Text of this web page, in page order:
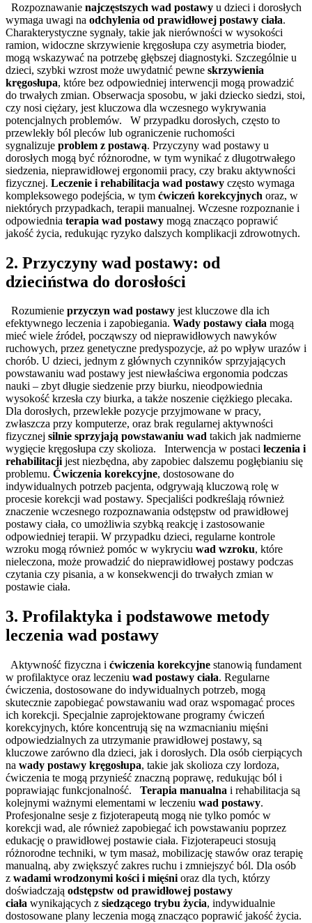
Rozpoznawanie najczęstszych wad postawy u dzieci i dorosłych
wymaga uwagi na odchylenia od prawidłowej postawy ciała.
Charakterystyczne sygnały, takie jak nierówności w wysokości
ramion, widoczne skrzywienie kręgosłupa czy asymetria bioder,
mogą wskazywać na potrzebę głębszej diagnostyki. Szczególnie u
dzieci, szybki wzrost może uwydatnić pewne skrzywienia
kręgosłupa, które bez odpowiedniej interwencji mogą prowadzić
do trwałych zmian. Obserwacja sposobu, w jaki dziecko siedzi, stoi,
czy nosi ciężary, jest kluczowa dla wczesnego wykrywania
potencjalnych problemów. W przypadku dorosłych, często to
przewlekły ból pleców lub ograniczenie ruchomości
sygnalizuje problem z postawą. Przyczyny wad postawy u
dorosłych mogą być różnorodne, w tym wynikać z długotrwałego
siedzenia, nieprawidłowej ergonomii pracy, czy braku aktywności
fizycznej. Leczenie i rehabilitacja wad postawy często wymaga
kompleksowego podejścia, w tym ćwiczeń korekcyjnych oraz, w
niektórych przypadkach, terapii manualnej. Wczesne rozpoznanie i
odpowiednia terapia wad postawy mogą znacząco poprawić
jakość życia, redukując ryzyko dalszych komplikacji zdrowotnych.
2. Przyczyny wad postawy: od
dzieciństwa do dorosłości
Rozumienie przyczyn wad postawy jest kluczowe dla ich
efektywnego leczenia i zapobiegania. Wady postawy ciała mogą
mieć wiele źródeł, począwszy od nieprawidłowych nawyków
ruchowych, przez genetyczne predyspozycje, aż po wpływ urazów i
chorób. U dzieci, jednym z głównych czynników sprzyjających
powstawaniu wad postawy jest niewłaściwa ergonomia podczas
nauki – zbyt długie siedzenie przy biurku, nieodpowiednia
wysokość krzesła czy biurka, a także noszenie ciężkiego plecaka.
Dla dorosłych, przewlekłe pozycje przyjmowane w pracy,
zwłaszcza przy komputerze, oraz brak regularnej aktywności
fizycznej silnie sprzyjają powstawaniu wad takich jak nadmierne
wygięcie kręgosłupa czy skolioza. Interwencja w postaci leczenia i
rehabilitacjijest niezbędna, aby zapobiec dalszemu pogłębianiu się
problemu. Ćwiczenia korekcyjne, dostosowane do
indywidualnych potrzeb pacjenta, odgrywają kluczową rolę w
procesie korekcji wad postawy. Specjaliści podkreślają również
znaczenie wczesnego rozpoznawania odstępstw od prawidłowej
postawy ciała, co umożliwia szybką reakcję i zastosowanie
odpowiedniej terapii. W przypadku dzieci, regularne kontrole
wzroku mogą również pomóc w wykryciu wad wzroku, które
nieleczona, może prowadzić do nieprawidłowej postawy podczas
czytania czy pisania, a w konsekwencji do trwałych zmian w
postawie ciała.
3. Profilaktyka i podstawowe metody
leczenia wad postawy
Aktywność fizyczna i ćwiczenia korekcyjne stanowią fundament
w profilaktyce oraz leczeniu wad postawy ciała. Regularne
ćwiczenia, dostosowane do indywidualnych potrzeb, mogą
skutecznie zapobiegać powstawaniu wad oraz wspomagać proces
ich korekcji. Specjalnie zaprojektowane programy ćwiczeń
korekcyjnych, które koncentrują się na wzmacnianiu mięśni
odpowiedzialnych za utrzymanie prawidłowej postawy, są
kluczowe zarówno dla dzieci, jak i dorosłych. Dla osób cierpiących
na wady postawy kręgosłupa, takie jak skolioza czy lordoza,
ćwiczenia te mogą przynieść znaczną poprawę, redukując ból i
poprawiając funkcjonalność. Terapia manualna i rehabilitacja są
kolejnymi ważnymi elementami w leczeniu wad postawy.
Profesjonalne sesje z fizjoterapeutą mogą nie tylko pomóc w
korekcji wad, ale również zapobiegać ich powstawaniu poprzez
edukację o prawidłowej postawie ciała. Fizjoterapeuci stosują
różnorodne techniki, w tym masaż, mobilizację stawów oraz terapię
manualną, aby zwiększyć zakres ruchu i zmniejszyć ból. Dla osób
z wadami wrodzonymi kości i mięśni oraz dla tych, którzy
doświadczają odstępstw od prawidłowej postawy
ciała wynikających z siedzącego trybu życia, indywidualnie
dostosowane plany leczenia mogą znacząco poprawić jakość życia.